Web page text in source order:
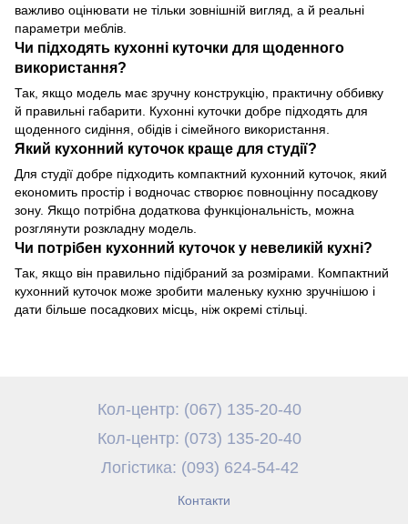
важливо оцінювати не тільки зовнішній вигляд, а й реальні
параметри меблів.
Чи підходять кухонні куточки для щоденного
використання?
Так, якщо модель має зручну конструкцію, практичну оббивку
й правильні габарити. Кухонні куточки добре підходять для
щоденного сидіння, обідів і сімейного використання.
Який кухонний куточок краще для студії?
Для студії добре підходить компактний кухонний куточок, який
економить простір і водночас створює повноцінну посадкову
зону. Якщо потрібна додаткова функціональність, можна
розглянути розкладну модель.
Чи потрібен кухонний куточок у невеликій кухні?
Так, якщо він правильно підібраний за розмірами. Компактний
кухонний куточок може зробити маленьку кухню зручнішою і
дати більше посадкових місць, ніж окремі стільці.
Кол-центр: (067) 135-20-40
Кол-центр: (073) 135-20-40
Логістика: (093) 624-54-42
Контакти